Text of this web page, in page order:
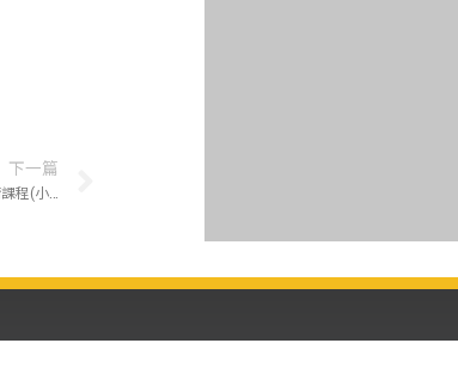
下一篇
114學年度第2學期國立屏東科技大學實驗動物操作技術課程(小鼠-初階班)訂於115年4月24日(星期五)，額滿報名截止。